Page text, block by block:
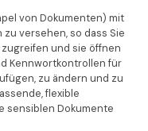
von Dokumenten) mit
versehen, so dass Sie
und sie öffnen
Kennwortkontrollen für
zu ändern und zu
flexible
sensiblen Dokumente